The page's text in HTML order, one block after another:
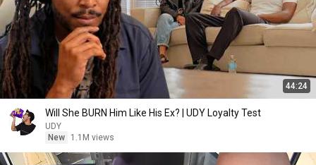
44:24
Will She BURN Him Like His Ex? | UDY Loyalty Test
UDY
New
1.1M views